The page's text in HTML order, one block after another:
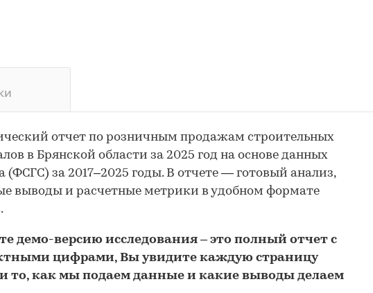
отчет по розничным продажам строительных
в Брянской области за 2025 год на основе данных
(ФСГС) за 2017–2025 годы. В отчете — готовый анализ,
выводы и расчетные метрики в удобном формате
демо-версию исследования – это полный отчет с
цифрами, Вы увидите каждую страницу
то, как мы подаем данные и какие выводы делаем